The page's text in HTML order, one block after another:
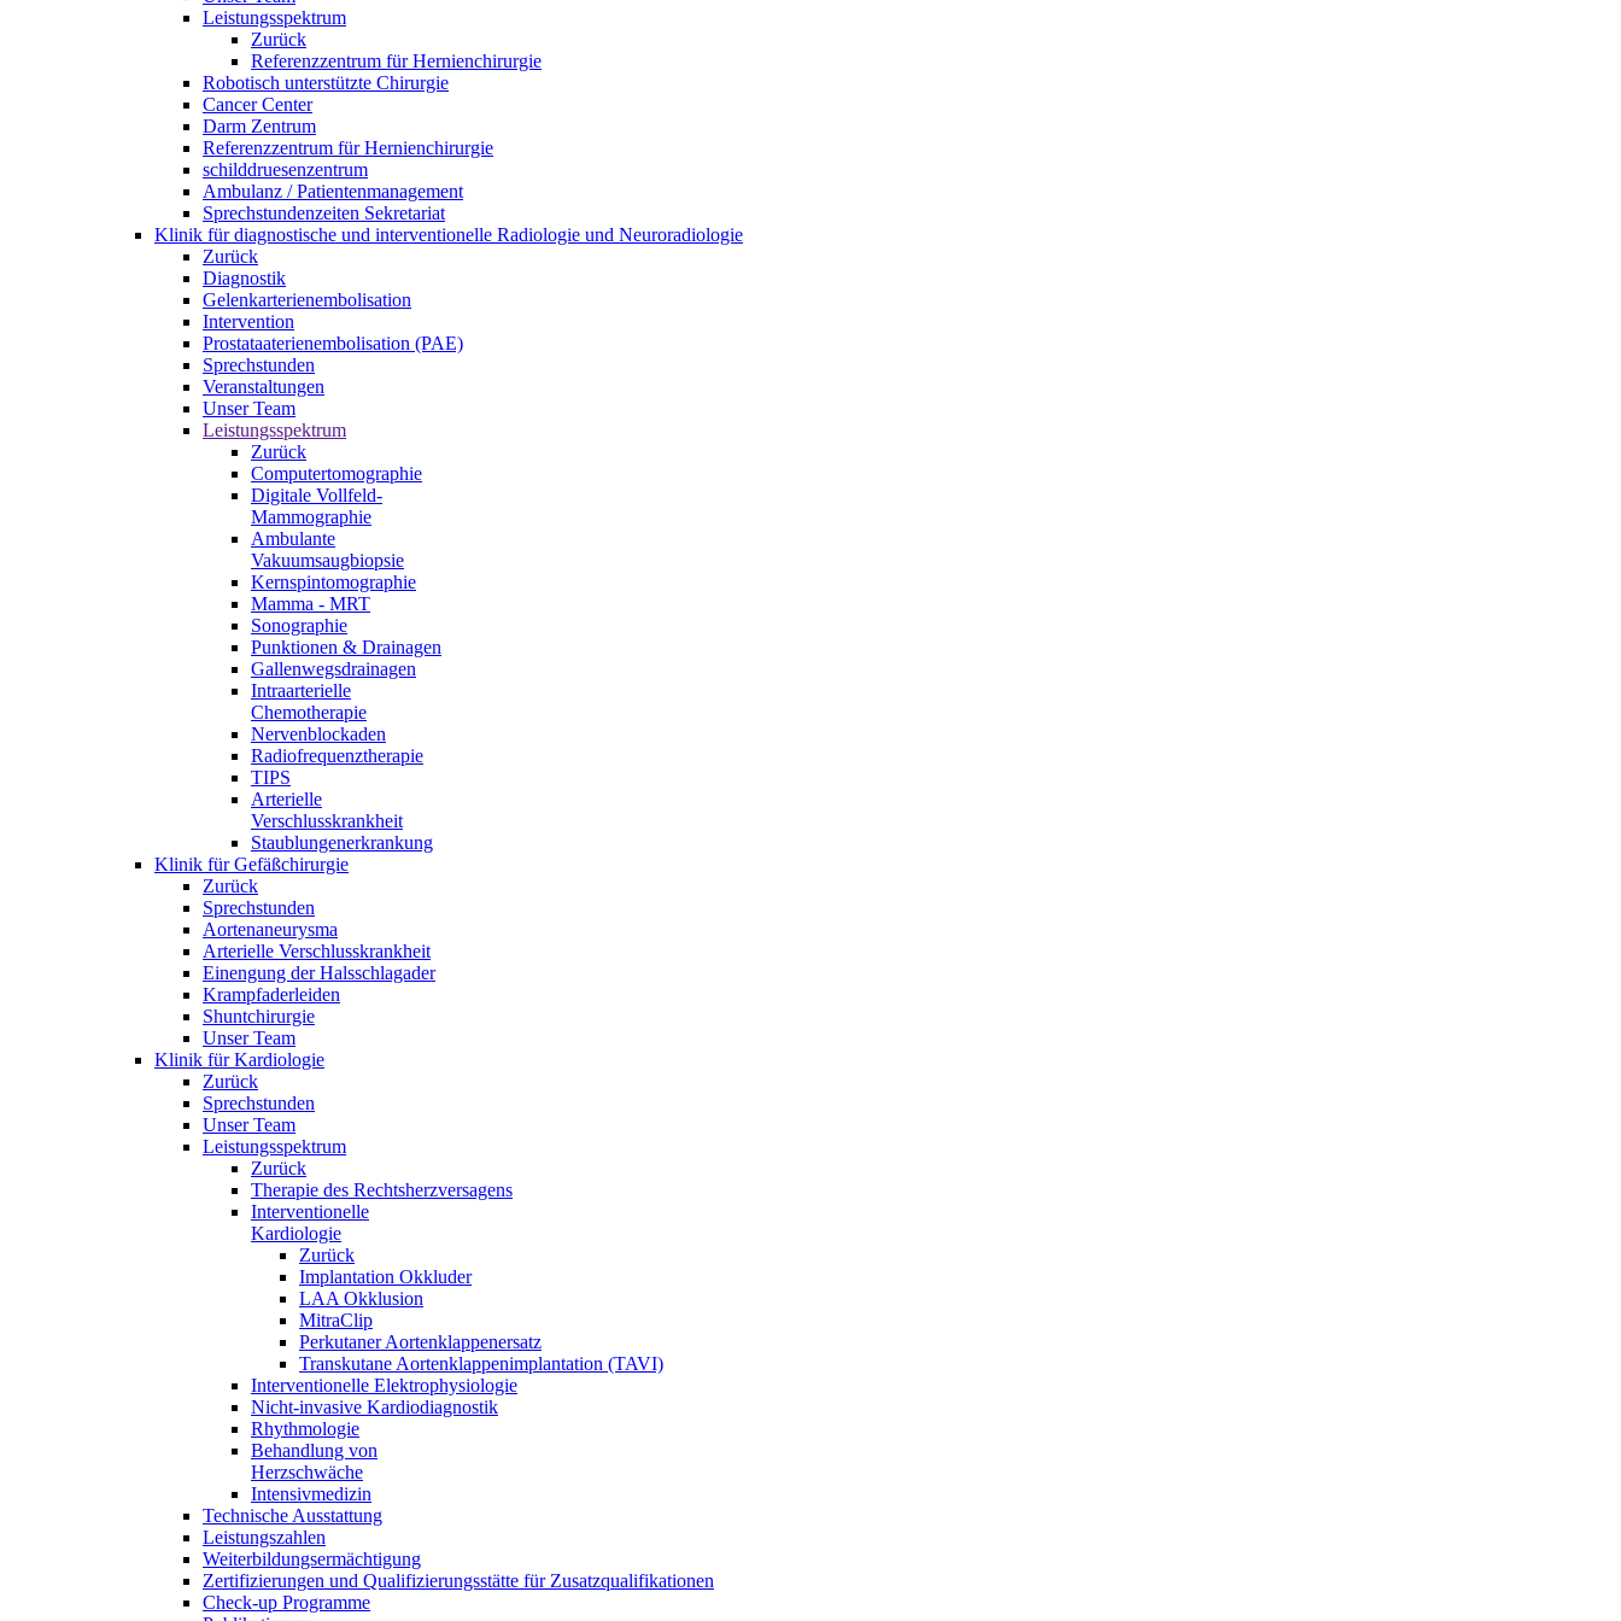
Leistungsspektrum
Zurück
Referenzzentrum für Hernienchirurgie
Robotisch unterstützte Chirurgie
Cancer Center
Darm Zentrum
Referenzzentrum für Hernienchirurgie
schilddruesenzentrum
Ambulanz / Patientenmanagement
Sprechstundenzeiten Sekretariat
Klinik für diagnostische und interventionelle Radiologie und Neuroradiologie
Zurück
Diagnostik
Gelenkarterienembolisation
Intervention
Prostataaterienembolisation (PAE)
Sprechstunden
Veranstaltungen
Unser Team
Leistungsspektrum
Zurück
Computertomographie
Digitale Vollfeld-
Mammographie
Ambulante
Vakuumsaugbiopsie
Kernspintomographie
Mamma - MRT
Sonographie
Punktionen & Drainagen
Gallenwegsdrainagen
Intraarterielle
Chemotherapie
Nervenblockaden
Radiofrequenztherapie
TIPS
Arterielle
Verschlusskrankheit
Staublungenerkrankung
Klinik für Gefäßchirurgie
Zurück
Sprechstunden
Aortenaneurysma
Arterielle Verschlusskrankheit
Einengung der Halsschlagader
Krampfaderleiden
Shuntchirurgie
Unser Team
Klinik für Kardiologie
Zurück
Sprechstunden
Unser Team
Leistungsspektrum
Zurück
Therapie des Rechtsherzversagens
Interventionelle
Kardiologie
Zurück
Implantation Okkluder
LAA Okklusion
MitraClip
Perkutaner Aortenklappenersatz
Transkutane Aortenklappenimplantation (TAVI)
Interventionelle Elektrophysiologie
Nicht-invasive Kardiodiagnostik
Rhythmologie
Behandlung von
Herzschwäche
Intensivmedizin
Technische Ausstattung
Leistungszahlen
Weiterbildungsermächtigung
Zertifizierungen und Qualifizierungsstätte für Zusatzqualifikationen
Check-up Programme